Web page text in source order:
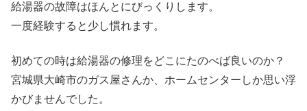
給湯器の故障はほんとにびっくりします。
一度経験すると少し慣れます。
初めての時は給湯器の修理をどこにたのべば良いのか？
宮城県大崎市のガス屋さんか、ホームセンターしか思い浮
かびませんでした。